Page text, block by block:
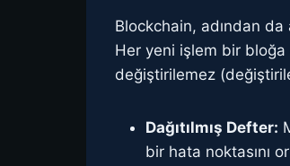
Blockchain, adından
Her yeni işlem bir
değiştirilemez
Dağıtılmış Defter:
bir hata noktasını